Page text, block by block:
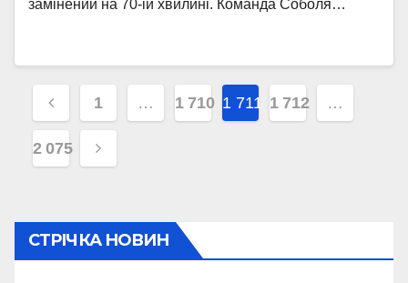
замінений на 70-ій хвилині. Команда Соболя…
Навігація
записів
1 … 1 710 1 711 1 712 …
2 075
СТРІЧКА НОВИН